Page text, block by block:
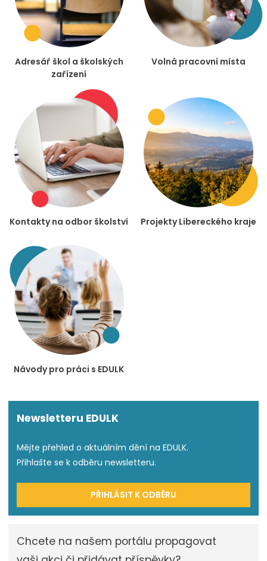
Adresář škol a školských
zařízení
Volná pracovní místa
Kontakty na odbor školství Projekty Libereckého kraje
Návody pro práci s EDULK
Newsletteru EDULK
Mějte přehled o aktuálním dění na EDULK.
Přihlašte se k odběru newsletteru.
PŘIHLÁSIT K ODBĚRU
Chcete na našem portálu propagovat